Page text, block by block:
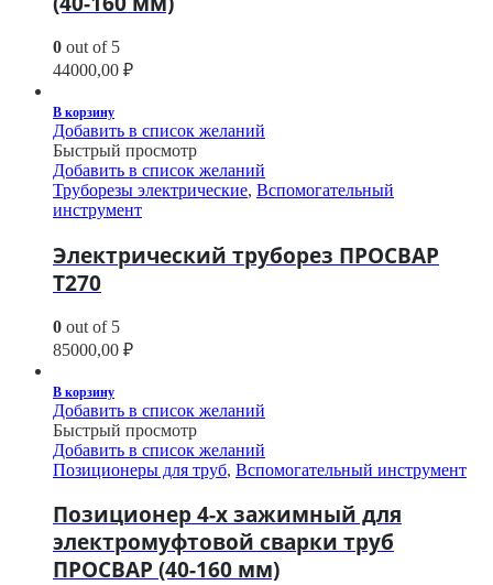
0 out of 5
44000,00 ₽
В корзину
Добавить в список желаний
Быстрый просмотр
Добавить в список желаний
Труборезы электрические, Вспомогательный
инструмент
Электрический труборез ПРОСВАР
Т270
0 out of 5
85000,00 ₽
В корзину
Добавить в список желаний
Быстрый просмотр
Добавить в список желаний
Позиционеры для труб, Вспомогательный инструмент
Позиционер 4-х зажимный для
электромуфтовой сварки труб
ПРОСВАР (40-160 мм)